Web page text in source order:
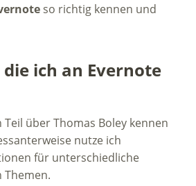
so richtig kennen und
ich an Evernote
über Thomas Boley kennen
nutze ich
für unterschiedliche
Themen.